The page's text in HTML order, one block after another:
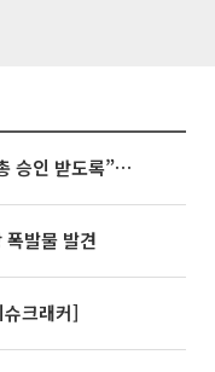
김정관 장관 “반도체 성과급, 주총 승인 받도록”…상법·자본시장법 개정 시사
폭발물 발견
크래커]